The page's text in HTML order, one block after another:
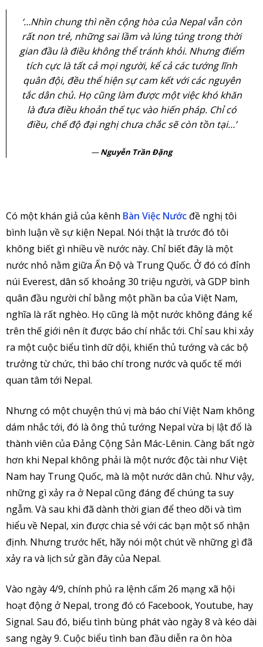
‘…Nhìn chung thì nền cộng hòa của Nepal vẫn còn
rất non trẻ, những sai lầm và lúng túng trong thời
gian đầu là điều không thể tránh khỏi. Nhưng điểm
tích cực là tất cả mọi người, kể cả các tướng lĩnh
quân đội, đều thể hiện sự cam kết với các nguyên
tắc dân chủ. Họ cũng làm được một việc khó khăn
là đưa điều khoản thế tục vào hiến pháp. Chỉ có
điều, chế độ đại nghị chưa chắc sẽ còn tồn tại…’
Nguyễn Trần Đặng
Có một khán giả của kênh Bàn Việc Nước đề nghị tôi
bình luận về sự kiện Nepal. Nói thật là trước đó tôi
không biết gì nhiều về nước này. Chỉ biết đây là một
nước nhỏ nằm giữa Ấn Độ và Trung Quốc. Ở đó có đỉnh
núi Everest, dân số khoảng 30 triệu người, và GDP bình
quân đầu người chỉ bằng một phần ba của Việt Nam,
nghĩa là rất nghèo. Họ cũng là một nước không đáng kể
trên thế giới nên ít được báo chí nhắc tới. Chỉ sau khi xảy
ra một cuộc biểu tình dữ dội, khiến thủ tướng và các bộ
trưởng từ chức, thì báo chí trong nước và quốc tế mới
quan tâm tới Nepal.
Nhưng có một chuyện thú vị mà báo chí Việt Nam không
dám nhắc tới, đó là ông thủ tướng Nepal vừa bị lật đổ là
thành viên của Đảng Cộng Sản Mác-Lênin. Càng bất ngờ
hơn khi Nepal không phải là một nước độc tài như Việt
Nam hay Trung Quốc, mà là một nước dân chủ. Như vậy,
những gì xảy ra ở Nepal cũng đáng để chúng ta suy
ngẫm. Và sau khi đã dành thời gian để theo dõi và tìm
hiểu về Nepal, xin được chia sẻ với các bạn một số nhận
định. Nhưng trước hết, hãy nói một chút về những gì đã
xảy ra và lịch sử gần đây của Nepal.
Vào ngày 4/9, chính phủ ra lệnh cấm 26 mạng xã hội
hoạt động ở Nepal, trong đó có Facebook, Youtube, hay
Signal. Sau đó, biểu tình bùng phát vào ngày 8 và kéo dài
sang ngày 9. Cuộc biểu tình ban đầu diễn ra ôn hòa